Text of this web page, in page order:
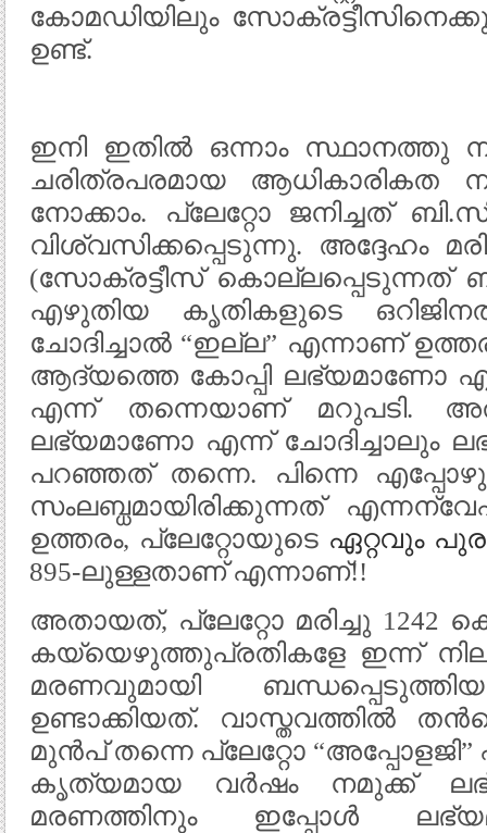
കോമഡിയിലും
ഉണ്ട്.
ഇനി ഇതില്‍ ഒന്നാം സ്ഥാനത്തു
ചരിത്രപരമായ ആധികാരികത
നോക്കാം. പ്ലേറ്റോ ജനിച്ചത്‌
വിശ്വസിക്കപ്പെടുന്നു. അദ്ദേഹം
(സോക്രട്ടീസ് കൊല്ലപ്പെടുന്നത്
എഴുതിയ കൃതികളുടെ
ചോദിച്ചാല്‍ “ഇല്ല” എന്നാണ്
ആദ്യത്തെ കോപ്പി ലഭ്യമാണോ
എന്ന് തന്നെയാണ് മറുപടി.
ലഭ്യമാണോ എന്ന് ചോദിച്ചാലും
പറഞ്ഞത് തന്നെ. പിന്നെ
സംലബ്ധമായിരിക്കുന്നത്
ഉത്തരം, പ്ലേറ്റോയുടെ ഏറ്റവും
895-ലുള്ളതാണ് എന്നാണ്!!
അതായത്, പ്ലേറ്റോ മരിച്ചു
കയ്യെഴുത്തുപ്രതികളേ ഇന്ന്
മരണവുമായി
ഉണ്ടാക്കിയത്. വാസ്തവത്തില്‍
മുന്‍പ്‌ തന്നെ പ്ലേറ്റോ
കൃത്യമായ വര്‍ഷം നമുക്ക്
മരണത്തിനും ഇപ്പോള്‍